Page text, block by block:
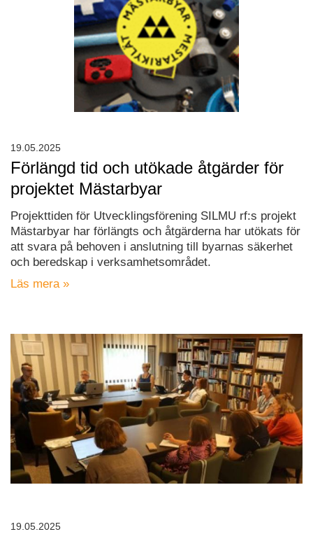
Förlängd tid och utökade åtgärder för
projektet Mästarbyar
Projekttiden för Utvecklingsförening SILMU rf:s projekt
Mästarbyar har förlängts och åtgärderna har utökats för
att svara på behoven i anslutning till byarnas säkerhet
och beredskap i verksamhetsområdet.
Läs mera »
19.05.2025
19.05.2025